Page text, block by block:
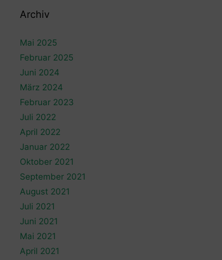
Archiv
Mai 2025
Februar 2025
Juni 2024
März 2024
Februar 2023
Juli 2022
April 2022
Januar 2022
Oktober 2021
September 2021
August 2021
Juli 2021
Juni 2021
Mai 2021
April 2021